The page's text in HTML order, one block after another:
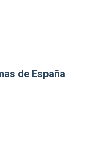
de España